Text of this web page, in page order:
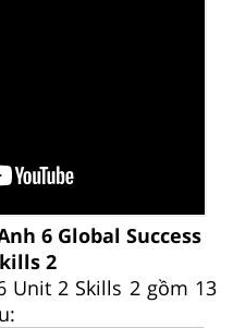
6 Global Success
2
Unit 2 Skills 2 gồm 13